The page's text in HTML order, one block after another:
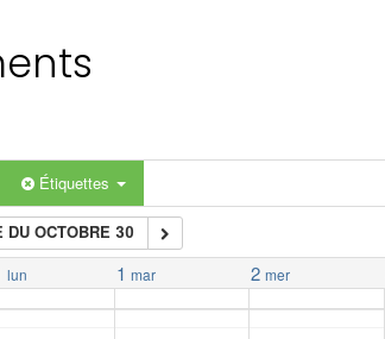
Étiquettes
DU OCTOBRE 30
lun 1 mar 2 mer